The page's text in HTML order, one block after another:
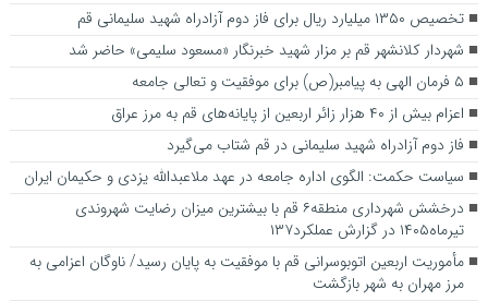
تخصیص ۱۳۵۰ میلیارد ریال برای فاز دوم آزادراه شهید سلیمانی قم
شهردار کلانشهر قم بر مزار شهید خبرنگار «مسعود سلیمی» حاضر شد
۵ فرمان الهی به پیامبر(ص) برای موفقیت و تعالی جامعه
اعزام بیش از ۴۰ هزار زائر اربعین از پایانه‌های قم به مرز عراق
فاز دوم آزادراه شهید سلیمانی در قم شتاب می‌گیرد
سیاست حکمت: الگوی اداره جامعه در عهد ملاعبدالله یزدی و حکیمان ایران
درخشش شهرداری منطقه۶ قم با بیشترین میزان رضایت شهروندی
تیرماه۱۴۰۵ در گزارش عملکرد۱۳۷
مأموریت اربعین اتوبوسرانی قم با موفقیت به پایان رسید/ ناوگان اعزامی به
مرز مهران به شهر بازگشت